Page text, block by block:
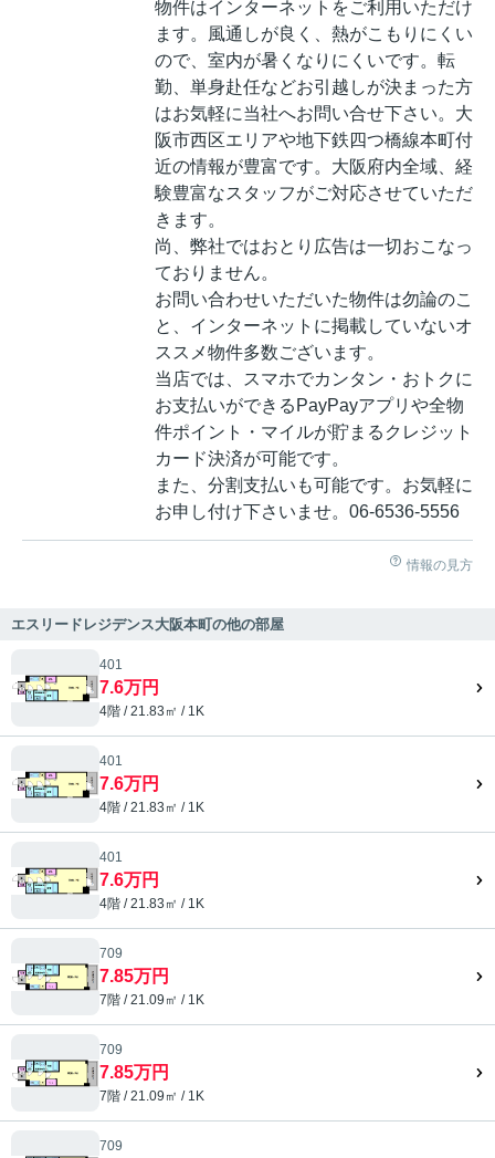
物件はインターネットをご利用いただけ
ます。風通しが良く、熱がこもりにくい
ので、室内が暑くなりにくいです。転
勤、単身赴任などお引越しが決まった方
はお気軽に当社へお問い合せ下さい。大
阪市西区エリアや地下鉄四つ橋線本町付
近の情報が豊富です。大阪府内全域、経
験豊富なスタッフがご対応させていただ
きます。
尚、弊社ではおとり広告は一切おこなっ
ておりません。
お問い合わせいただいた物件は勿論のこ
と、インターネットに掲載していないオ
ススメ物件多数ございます。
当店では、スマホでカンタン・おトクに
お支払いができるPayPayアプリや全物
件ポイント・マイルが貯まるクレジット
カード決済が可能です。
また、分割支払いも可能です。お気軽に
お申し付け下さいませ。06-6536-5556
情報の見方
エスリードレジデンス大阪本町の他の部屋
401
7.6万円
4階 / 21.83㎡ / 1K
401
7.6万円
4階 / 21.83㎡ / 1K
401
7.6万円
4階 / 21.83㎡ / 1K
709
7.85万円
7階 / 21.09㎡ / 1K
709
7.85万円
7階 / 21.09㎡ / 1K
709